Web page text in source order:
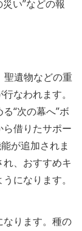
い”などの報
聖遺物などの重
なわれます。
“次の幕へ”ボ
借りたサポー
が追加されま
、おすすめキ
になります。
なります。種の